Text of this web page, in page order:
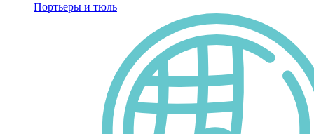
Портьеры и тюль